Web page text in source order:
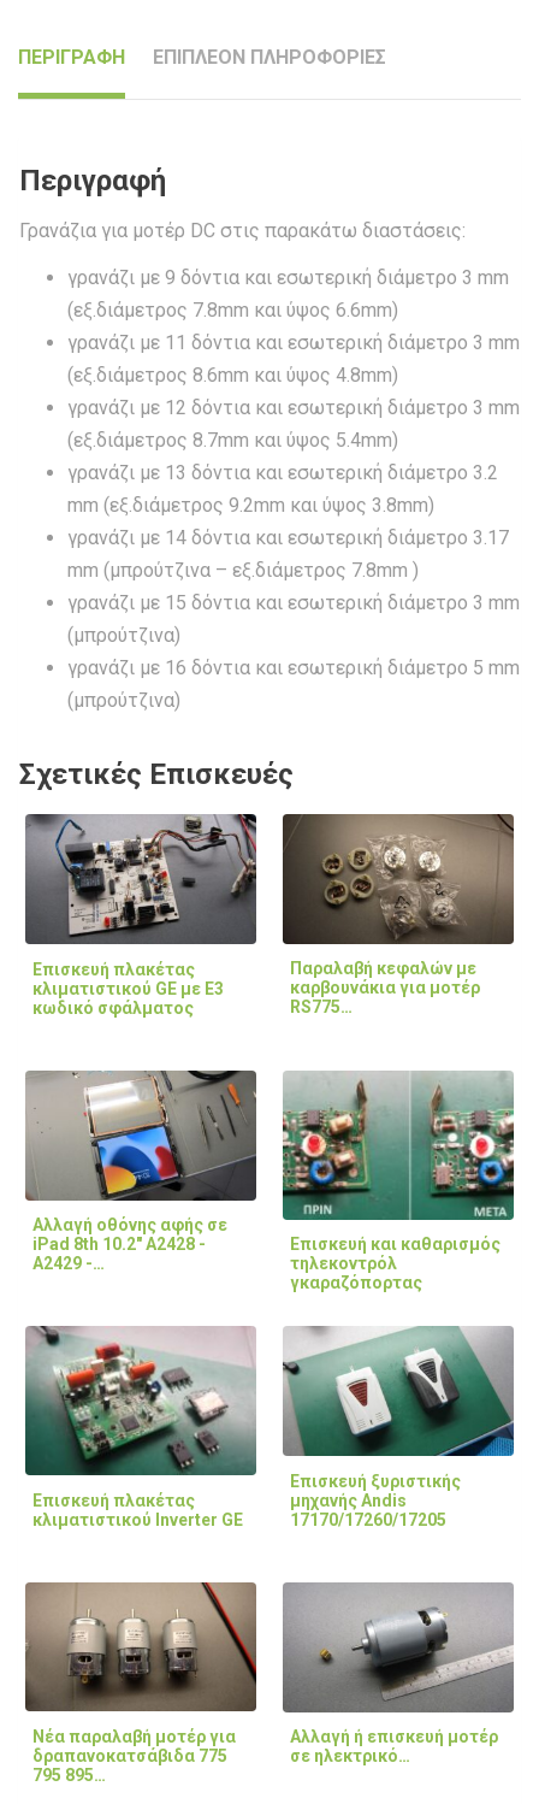
ΠΕΡΙΓΡΑΦΗ ΕΠΙΠΛΕΟΝ ΠΛΗΡΟΦΟΡΙΕΣ
Περιγραφή
Γρανάζια για μοτέρ DC στις παρακάτω διαστάσεις:
γρανάζι με 9 δόντια και εσωτερική διάμετρο 3 mm
(εξ.διάμετρος 7.8mm και ύψος 6.6mm)
γρανάζι με 11 δόντια και εσωτερική διάμετρο 3 mm
(εξ.διάμετρος 8.6mm και ύψος 4.8mm)
γρανάζι με 12 δόντια και εσωτερική διάμετρο 3 mm
(εξ.διάμετρος 8.7mm και ύψος 5.4mm)
γρανάζι με 13 δόντια και εσωτερική διάμετρο 3.2
mm (εξ.διάμετρος 9.2mm και ύψος 3.8mm)
γρανάζι με 14 δόντια και εσωτερική διάμετρο 3.17
mm (μπρούτζινα – εξ.διάμετρος 7.8mm )
γρανάζι με 15 δόντια και εσωτερική διάμετρο 3 mm
(μπρούτζινα)
γρανάζι με 16 δόντια και εσωτερική διάμετρο 5 mm
(μπρούτζινα)
Σχετικές Επισκευές
Επισκευή πλακέτας
κλιματιστικού GE με E3
κωδικό σφάλματος
Παραλαβή κεφαλών με
καρβουνάκια για μοτέρ
RS775…
Αλλαγή οθόνης αφής σε
iPad 8th 10.2" A2428 -
A2429 -…
Επισκευή και καθαρισμός
τηλεκοντρόλ
γκαραζόπορτας
Επισκευή πλακέτας
κλιματιστικού Inverter GE
Επισκευή ξυριστικής
μηχανής Andis
17170/17260/17205
Νέα παραλαβή μοτέρ για
δραπανοκατσάβιδα 775
795 895…
Αλλαγή ή επισκευή μοτέρ
σε ηλεκτρικό…